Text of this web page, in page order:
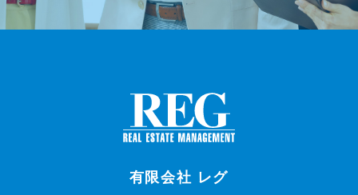
有限会社 レグ